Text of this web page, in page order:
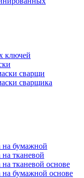
ключей
сварщи
сварщика
на бумажной
тканевой
тканевой основе
бумажной основе